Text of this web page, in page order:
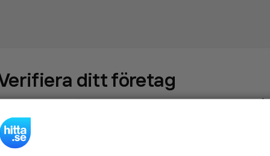
ditt företag
som69 546företag - ta kontroll över din företagssida på
hitta.se och syns bättre mot kunder i ditt närområde. Helt
kostnadsfritt.